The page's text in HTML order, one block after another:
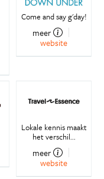
Come and say g'day!
meer
website
Lokale kennis maakt
het verschil...
meer
website